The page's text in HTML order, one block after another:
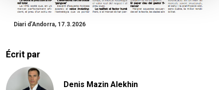
Diari d’Andorra, 17.3.2026
Écrit par
Denis Mazin Alekhin